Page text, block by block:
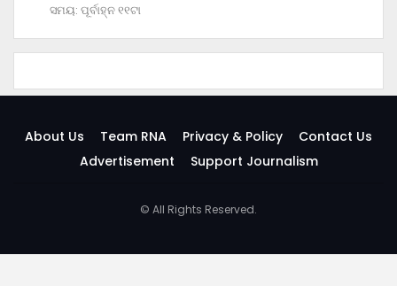
ସମୟ: ପୂର୍ବାହ୍ନ ୧୧ଟା
About Us Team RNA Privacy & Policy
Contact Us
Advertisement
Support Journalism
© All Rights Reserved.